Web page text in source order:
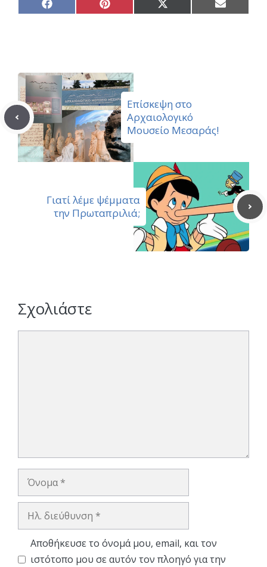
Share
on
Share
on
Share
on
Share
on
Επίσκεψη στο
Αρχαιολογικό
Μουσείο Μεσαράς!
Γιατί λέμε ψέμματα
την Πρωταπριλιά;
Σχολιάστε
Όνομα
Ηλ.
Αποθήκευσε το όνομά μου, email, και τον
ιστότοπο μου σε αυτόν τον πλοηγό για την